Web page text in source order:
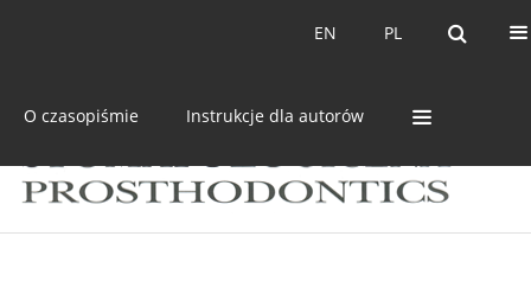
PL
EN PL
EN
O czasopiśmie Instrukcje dla autorów